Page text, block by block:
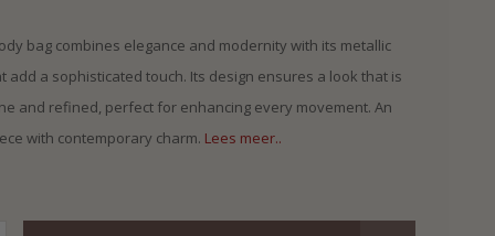
bag combines elegance and modernity with its metallic
add a sophisticated touch. Its design ensures a look that is
and refined, perfect for enhancing every movement. An
with contemporary charm. Lees meer..